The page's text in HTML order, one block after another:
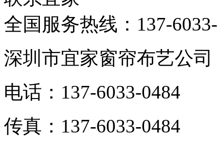
全国服务热线： 137-
深圳市宜家窗帘布艺公司
电话：137-6033-0484
传真：137-6033-0484